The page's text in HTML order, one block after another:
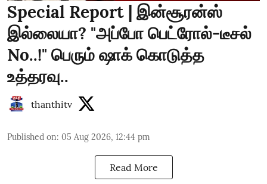
Special Report | இன்சூரன்ஸ்
இல்லையா? "அப்போ பெட்ரோல்-டீசல்
No..!" பெரும் ஷாக் கொடுத்த
உத்தரவு..
thanthitv
Published on: 05 Aug 2026, 12:44 pm
Read More